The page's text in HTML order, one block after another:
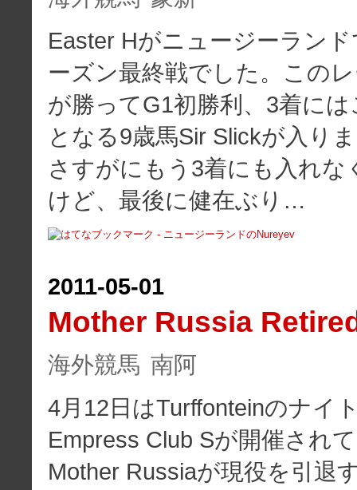
Easter Hがニュージーラン
ーズン最終戦でした。この
が勝ってG1初勝利、3着に
となる9歳馬Sir Slickが入り
さすがにもう3着にも入れ
けど、最後に健在ぶり…
2011-05-01
Mother Russia
海外競馬 南阿
4月12日はTurffonteinのナイ
Empress Club Sが開催され
Mother Russiaが現役を引退